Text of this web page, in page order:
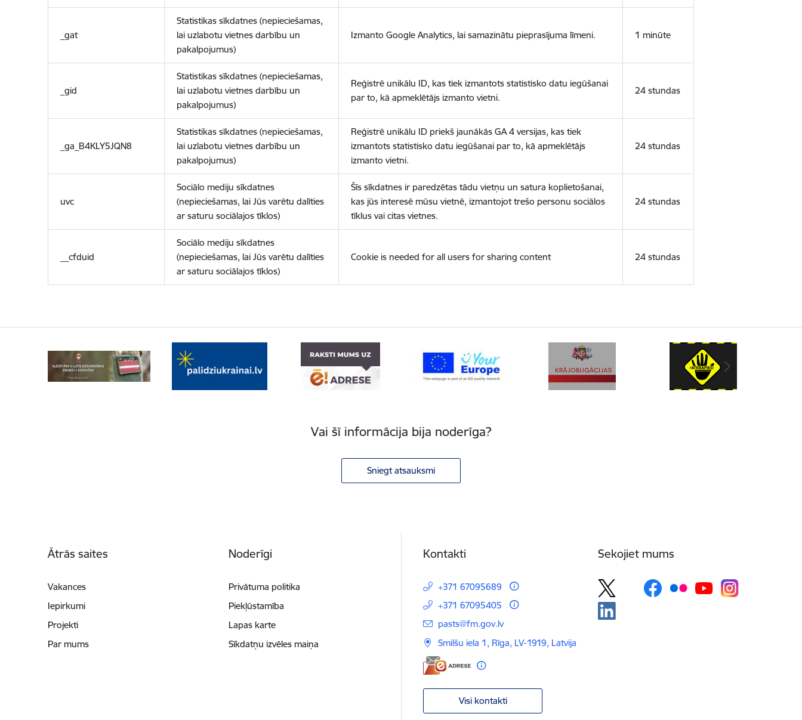
_gat
Statistikas sīkdatnes (nepieciešamas,
lai uzlabotu vietnes darbību un
pakalpojumus)
Izmanto Google Analytics, lai samazinātu pieprasījuma līmeni. 1 minūte
_gid
Statistikas sīkdatnes (nepieciešamas,
lai uzlabotu vietnes darbību un
pakalpojumus)
Reģistrē unikālu ID, kas tiek izmantots statistisko datu iegūšanai
par to, kā apmeklētājs izmanto vietni.
24 stundas
_ga_B4KLY5JQN8
Statistikas sīkdatnes (nepieciešamas,
lai uzlabotu vietnes darbību un
pakalpojumus)
Reģistrē unikālu ID priekš jaunākās GA 4 versijas, kas tiek
izmantots statistisko datu iegūšanai par to, kā apmeklētājs
izmanto vietni.
24 stundas
uvc
Sociālo mediju sīkdatnes
(nepieciešamas, lai Jūs varētu dalīties
ar saturu sociālajos tīklos)
Šīs sīkdatnes ir paredzētas tādu vietņu un satura koplietošanai,
kas jūs interesē mūsu vietnē, izmantojot trešo personu sociālos
tīklus vai citas vietnes.
24 stundas
__cfduid
Sociālo mediju sīkdatnes
(nepieciešamas, lai Jūs varētu dalīties
ar saturu sociālajos tīklos)
Cookie is needed for all users for sharing content 24 stundas
Vai šī informācija bija noderīga?
Sniegt atsauksmi
Ātrās saites
Vakances
Iepirkumi
Projekti
Par mums
Noderīgi
Privātuma politika
Piekļūstamība
Lapas karte
Sīkdatņu izvēles maiņa
Kontakti
+371 67095689
+371 67095405
E-pasts:
pasts@fm.gov.lv
Smilšu iela 1, Rīga, LV-1919, Latvija
Visi kontakti
Sekojiet mums